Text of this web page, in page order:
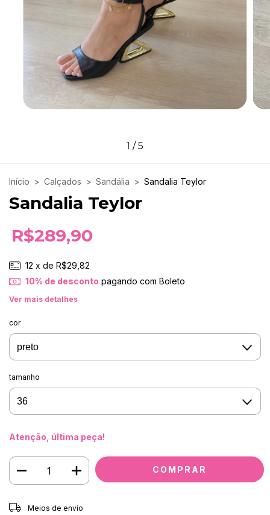
1 /5
Início > Calçados > Sandália > Sandalia Teylor
Sandalia Teylor
R$289,90
12 x de R$29,82
10% de desconto pagando com Boleto
Ver mais detalhes
cor
tamanho
Atenção, última peça!
Entregas para o CEP:
Meios de envio